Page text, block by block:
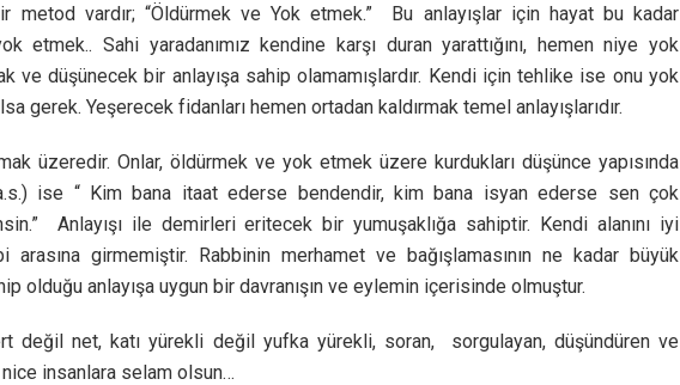
metod vardır; “Öldürmek ve Yok etmek.” Bu anlayışlar için hayat bu kadar
etmek.. Sahi yaradanımız kendine karşı duran yarattığını, hemen niye yok
ve düşünecek bir anlayışa sahip olamamışlardır. Kendi için tehlike ise onu yok
gerek. Yeşerecek fidanları hemen ortadan kaldırmak temel anlayışlarıdır.
üzeredir. Onlar, öldürmek ve yok etmek üzere kurdukları düşünce yapısında
ise “ Kim bana itaat ederse bendendir, kim bana isyan ederse sen çok
Anlayışı ile demirleri eritecek bir yumuşaklığa sahiptir. Kendi alanını iyi
girmemiştir. Rabbinin merhamet ve bağışlamasının ne kadar büyük
olduğu anlayışa uygun bir davranışın ve eylemin içerisinde olmuştur.
değil net, katı yürekli değil yufka yürekli, soran, sorgulayan, düşündüren ve
insanlara selam olsun…